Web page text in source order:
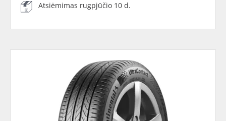
Atsiėmimas rugpjūčio 10 d.